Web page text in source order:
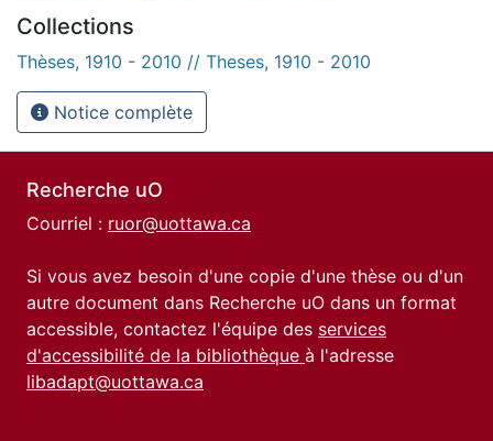
Collections
Thèses, 1910 - 2010 // Theses, 1910 - 2010
Notice complète
Recherche uO
Courriel : ruor@uottawa.ca
Si vous avez besoin d'une copie d'une thèse ou d'un
autre document dans Recherche uO dans un format
accessible, contactez l'équipe des services
d'accessibilité de la bibliothèque à l'adresse
libadapt@uottawa.ca